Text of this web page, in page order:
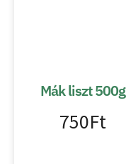
Mák liszt 500g
750Ft